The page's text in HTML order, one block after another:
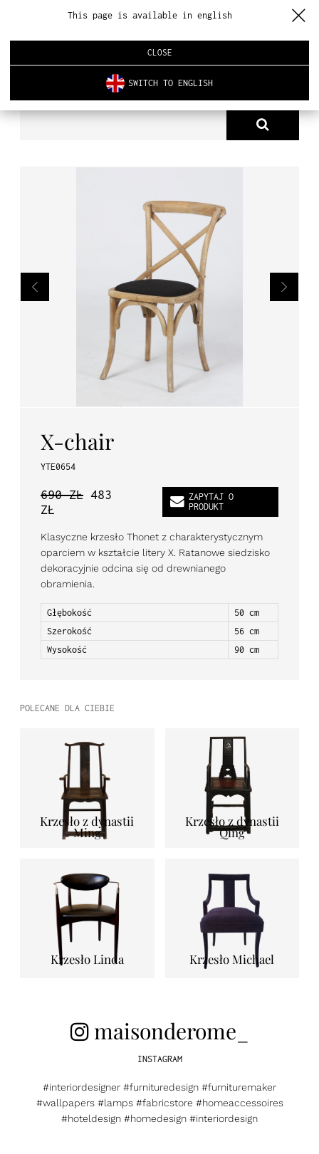
O NAS
ARCHITEKTURA WNĘTRZ
REALIZACJE
AKTUALNOŚCI
KRZESŁA X-CHAIR
X-chair
YTE0654
690 ZŁ 483
ZŁ
ZAPYTAJ O
PRODUKT
Klasyczne krzesło Thonet z charakterystycznym
oparciem w kształcie litery X. Ratanowe siedzisko
dekoracyjnie odcina się od drewnianego
obramienia.
Głębokość
50 cm
Szerokość
56 cm
Wysokość
90 cm
POLECANE DLA CIEBIE
Krzesło z dynastii
Ming
Krzesło z dynastii
Qing
Krzesło Linda Krzesło Michael
maisonderome_
INSTAGRAM
#interiordesigner #furnituredesign #furnituremaker
#wallpapers #lamps #fabricstore #homeaccessoires
#hoteldesign #homedesign #interiordesign
This page is available in english
CLOSE
SWITCH TO ENGLISH